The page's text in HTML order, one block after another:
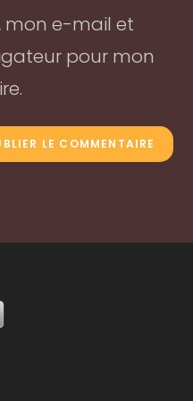
mon e-mail et
pour mon